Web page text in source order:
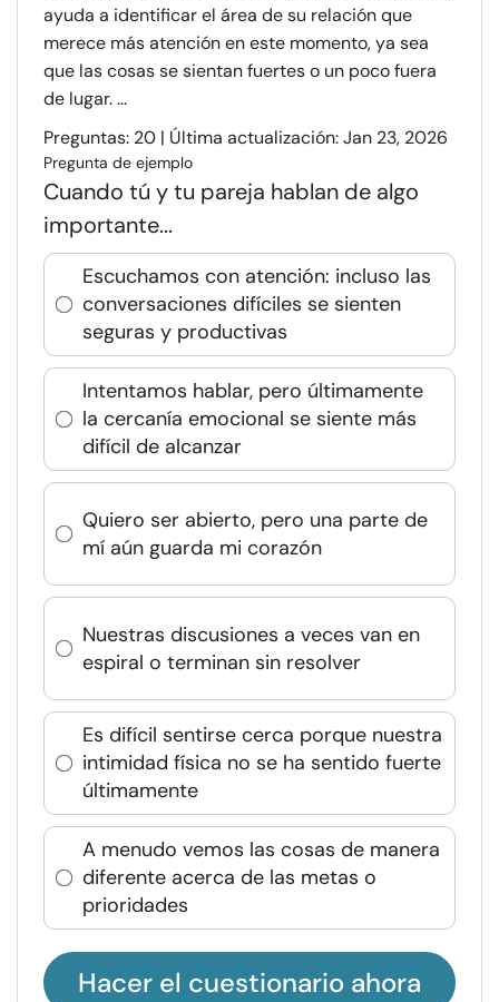
ayuda a identificar el área de su relación que
merece más atención en este momento, ya sea
que las cosas se sientan fuertes o un poco fuera
de lugar. ...
Preguntas: 20 | Última actualización: Jan 23, 2026
Pregunta de ejemplo
Cuando tú y tu pareja hablan de algo
importante...
Escuchamos con atención: incluso las
conversaciones difíciles se sienten
seguras y productivas
Intentamos hablar, pero últimamente
la cercanía emocional se siente más
difícil de alcanzar
Quiero ser abierto, pero una parte de
mí aún guarda mi corazón
Nuestras discusiones a veces van en
espiral o terminan sin resolver
Es difícil sentirse cerca porque nuestra
intimidad física no se ha sentido fuerte
últimamente
A menudo vemos las cosas de manera
diferente acerca de las metas o
prioridades
Hacer el cuestionario ahora